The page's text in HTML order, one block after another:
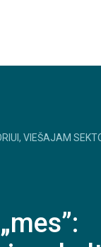
VIEŠAJAM